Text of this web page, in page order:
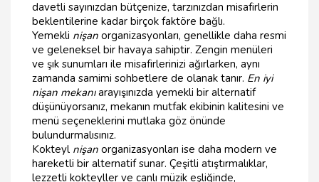
davetli sayınızdan bütçenize, tarzınızdan misafirlerin
beklentilerine kadar birçok faktöre bağlı.
Yemekli nişan organizasyonları, genellikle daha resmi
ve geleneksel bir havaya sahiptir. Zengin menüleri
ve şık sunumları ile misafirlerinizi ağırlarken, aynı
zamanda samimi sohbetlere de olanak tanır. En iyi
nişan mekanıarayışınızda yemekli bir alternatif
düşünüyorsanız, mekanın mutfak ekibinin kalitesini ve
menü seçeneklerini mutlaka göz önünde
bulundurmalısınız.
Kokteyl nişan organizasyonları ise daha modern ve
hareketli bir alternatif sunar. Çeşitli atıştırmalıklar,
lezzetli kokteyller ve canlı müzik eşliğinde,